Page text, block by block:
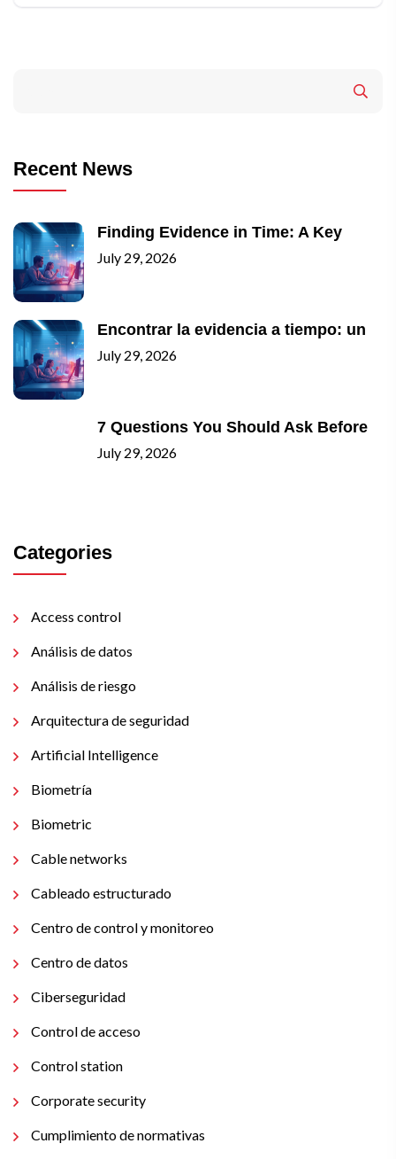
Recent News
Finding Evidence in Time: A Key
July 29, 2026
Encontrar la evidencia a tiempo: un
July 29, 2026
7 Questions You Should Ask Before
July 29, 2026
Categories
Access control
Análisis de datos
Análisis de riesgo
Arquitectura de seguridad
Artificial Intelligence
Biometría
Biometric
Cable networks
Cableado estructurado
Centro de control y monitoreo
Centro de datos
Ciberseguridad
Control de acceso
Control station
Corporate security
Cumplimiento de normativas